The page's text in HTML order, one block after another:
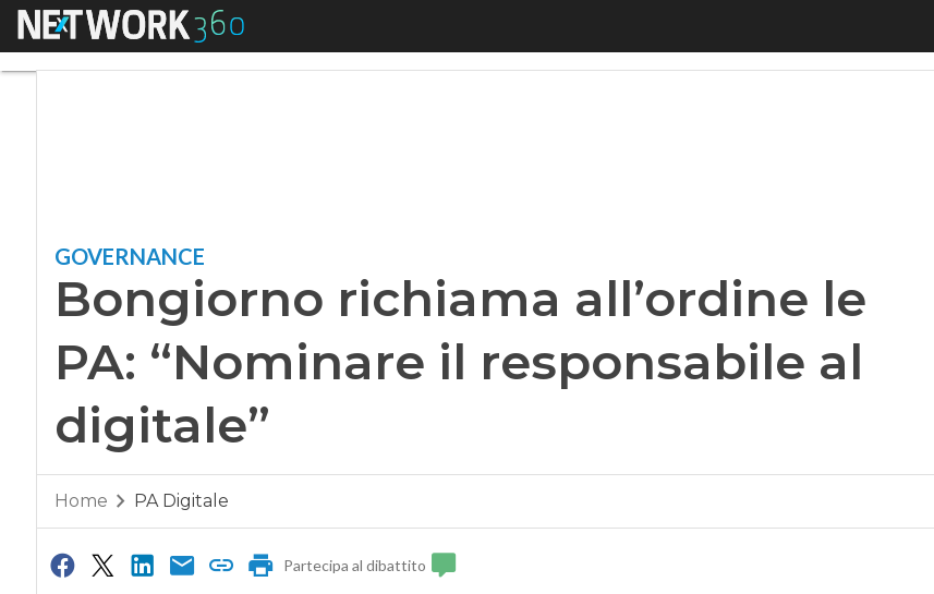
Menu
GOVERNANCE
Bongiorno richiama all’ordine le
PA: “Nominare il responsabile al
digitale”
Home PA Digitale
Partecipa al dibattito